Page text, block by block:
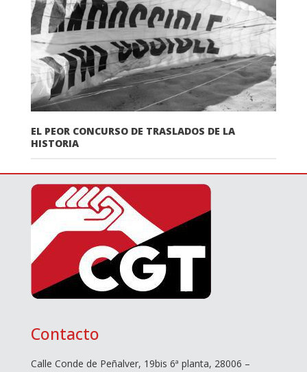
EL PEOR CONCURSO DE TRASLADOS DE LA
HISTORIA
Contacto
Calle Conde de Peñalver, 19bis 6ª planta, 28006 –